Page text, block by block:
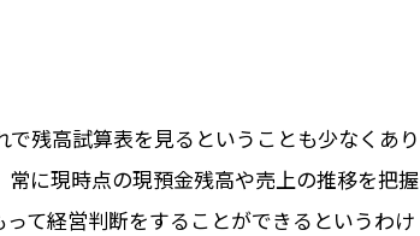
残高試算表を見るということも少なくあり
に現時点の現預金残高や売上の推移を把握
て経営判断をすることができるというわけ